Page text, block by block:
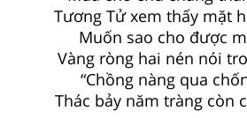
Tương Tử xem thấy mặt
Muốn sao cho được
Vàng ròng hai nén nói
“Chồng nàng qua
Thác bảy năm tràng còn